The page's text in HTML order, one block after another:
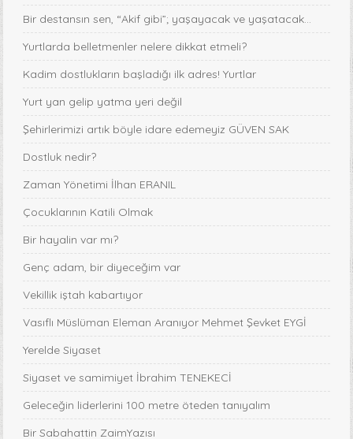
Bir destansın sen, “Akif gibi”; yaşayacak ve yaşatacak...
Yurtlarda belletmenler nelere dikkat etmeli?
Kadim dostlukların başladığı ilk adres! Yurtlar
Yurt yan gelip yatma yeri değil
Şehirlerimizi artık böyle idare edemeyiz GÜVEN SAK
Dostluk nedir?
Zaman Yönetimi İlhan ERANIL
Çocuklarının Katili Olmak
Bir hayalin var mı?
Genç adam, bir diyeceğim var
Vekillik iştah kabartıyor
Vasıflı Müslüman Eleman Aranıyor Mehmet Şevket EYGİ
Yerelde Siyaset
Siyaset ve samimiyet İbrahim TENEKECİ
Geleceğin liderlerini 100 metre öteden tanıyalım
Bir Sabahattin ZaimYazısı